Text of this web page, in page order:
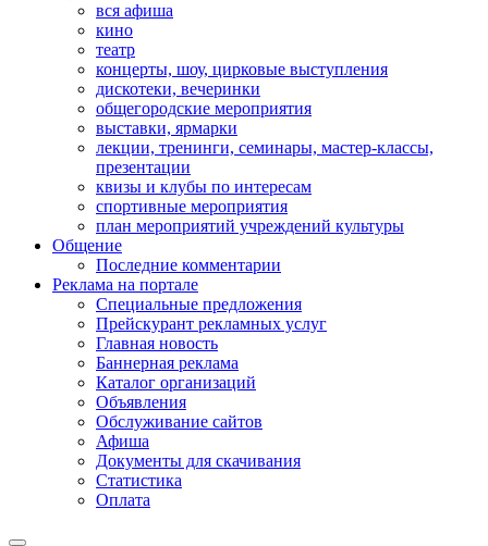
вся афиша
кино
театр
концерты, шоу, цирковые выступления
дискотеки, вечеринки
общегородские мероприятия
выставки, ярмарки
лекции, тренинги, семинары, мастер-классы,
презентации
квизы и клубы по интересам
спортивные мероприятия
план мероприятий учреждений культуры
Общение
Последние комментарии
Реклама на портале
Специальные предложения
Прейскурант рекламных услуг
Главная новость
Баннерная реклама
Каталог организаций
Объявления
Обслуживание сайтов
Афиша
Документы для скачивания
Статистика
Оплата